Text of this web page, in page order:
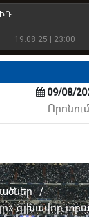
19.08.25 | 23:00
09/08/
/
գլխավոր